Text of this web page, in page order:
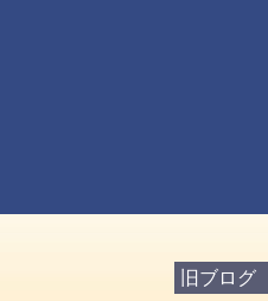
旧ブログ